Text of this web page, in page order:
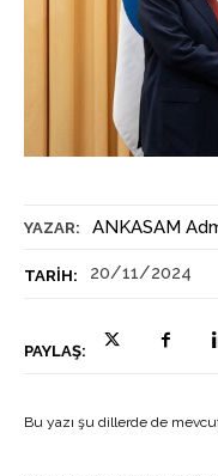
YAZAR: ANKASAM
TARIH: 20/11/2024
PAYLAŞ:
Bu yazı şu dillerde de